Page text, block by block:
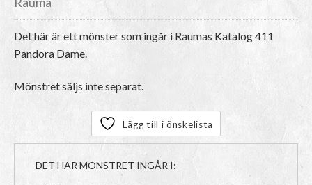
Det här är ett mönster som ingår i Raumas Katalog 411
Pandora Dame.
Mönstret säljs inte separat.
Lägg till i önskelista
DET HÄR MÖNSTRET INGÅR I: